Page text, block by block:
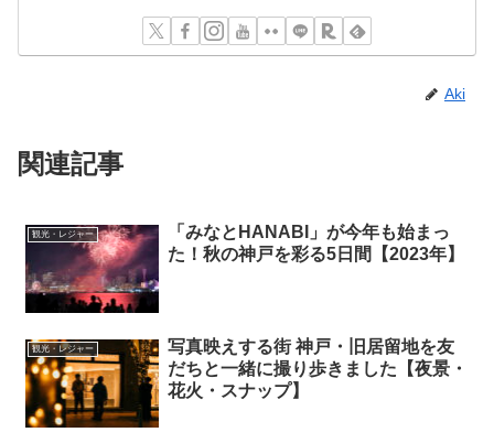
Aki
関連記事
観光・レジャー
「みなとHANABI」が今年も始まっ
た！秋の神戸を彩る5日間【2023年】
観光・レジャー
写真映えする街 神戸・旧居留地を友
だちと一緒に撮り歩きました【夜景・
花火・スナップ】